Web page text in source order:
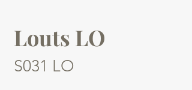
Louts LO
S031 LO